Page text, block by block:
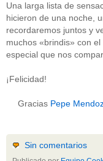
Una larga lista de
hicieron de una noche,
recordaremos juntos y
muchos «brindis» con
especial que nos
¡Felicidad!
Gracias Pepe
Sin comentarios